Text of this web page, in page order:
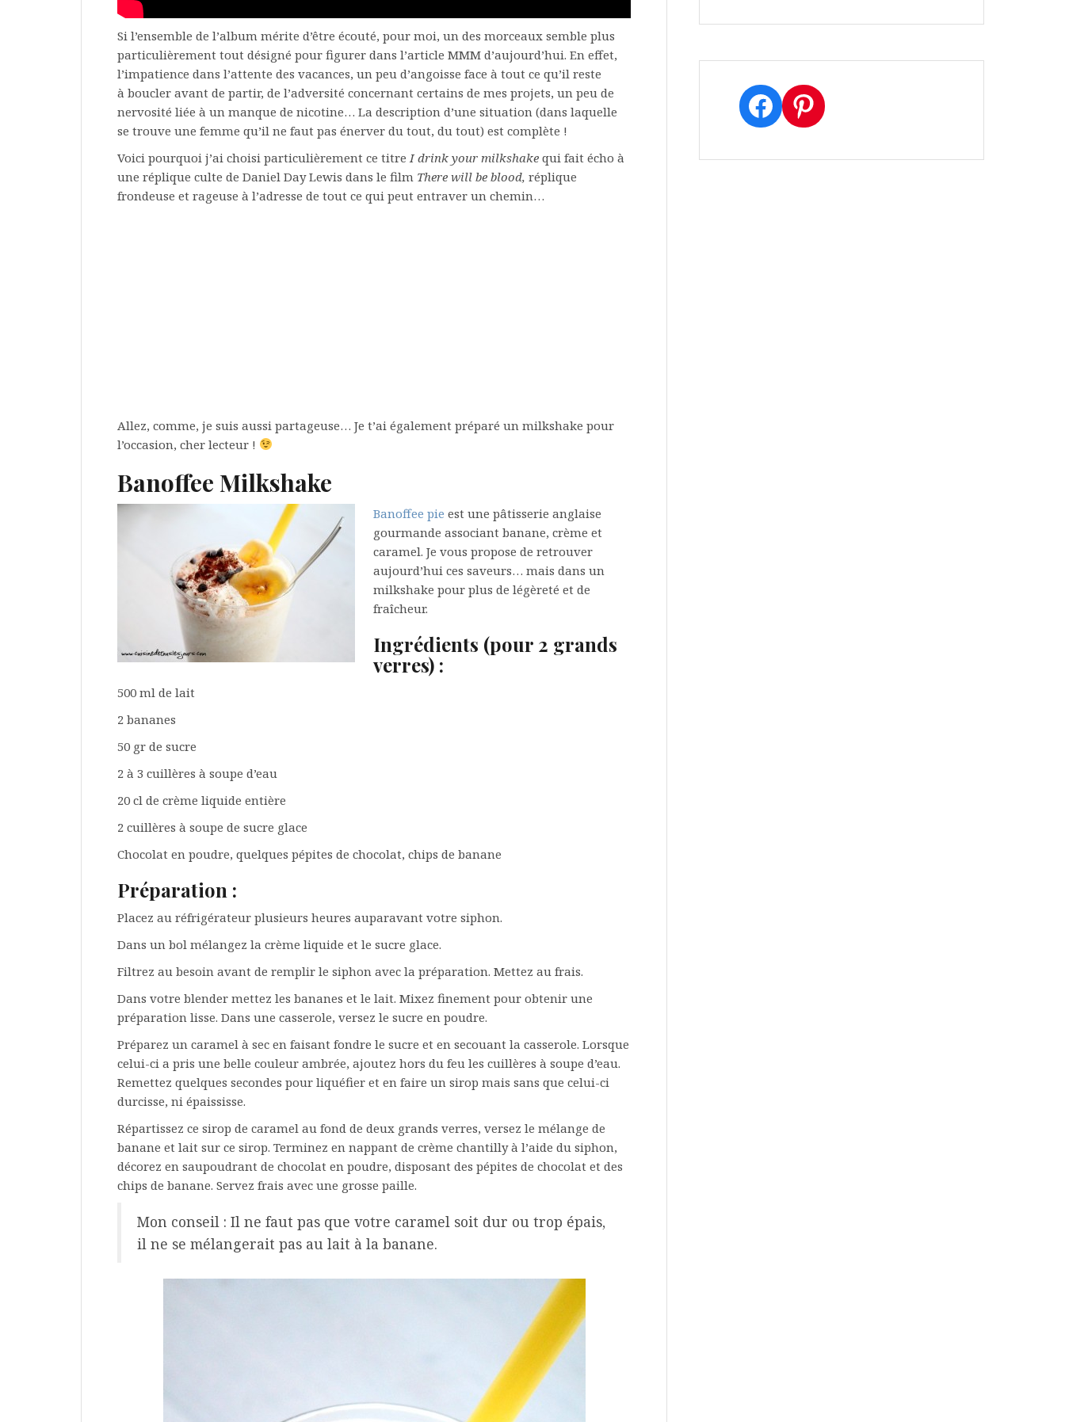
Si l’ensemble de l’album mérite d’être écouté, pour moi, un des morceaux semble plus
particulièrement tout désigné pour figurer dans l’article MMM d’aujourd’hui. En effet,
l’impatience dans l’attente des vacances, un peu d’angoisse face à tout ce qu’il reste
à boucler avant de partir, de l’adversité concernant certains de mes projets, un peu de
nervosité liée à un manque de nicotine… La description d’une situation (dans laquelle
se trouve une femme qu’il ne faut pas énerver du tout, du tout) est complète !
Voici pourquoi j’ai choisi particulièrement ce titre I drink your milkshake qui fait écho à
une réplique culte de Daniel Day Lewis dans le film There will be blood, réplique
frondeuse et rageuse à l’adresse de tout ce qui peut entraver un chemin…
Allez, comme, je suis aussi partageuse… Je t’ai également préparé un milkshake pour
l’occasion, cher lecteur !
Banoffee Milkshake
Banoffee pie est une pâtisserie anglaise
gourmande associant banane, crème et
caramel. Je vous propose de retrouver
aujourd’hui ces saveurs… mais dans un
milkshake pour plus de légèreté et de
fraîcheur.
Ingrédients (pour 2 grands
verres) :
500 ml de lait
2 bananes
50 gr de sucre
2 à 3 cuillères à soupe d’eau
20 cl de crème liquide entière
2 cuillères à soupe de sucre glace
Chocolat en poudre, quelques pépites de chocolat, chips de banane
Préparation :
Placez au réfrigérateur plusieurs heures auparavant votre siphon.
Dans un bol mélangez la crème liquide et le sucre glace.
Filtrez au besoin avant de remplir le siphon avec la préparation. Mettez au frais.
Dans votre blender mettez les bananes et le lait. Mixez finement pour obtenir une
préparation lisse. Dans une casserole, versez le sucre en poudre.
Préparez un caramel à sec en faisant fondre le sucre et en secouant la casserole. Lorsque
celui-ci a pris une belle couleur ambrée, ajoutez hors du feu les cuillères à soupe d’eau.
Remettez quelques secondes pour liquéfier et en faire un sirop mais sans que celui-ci
durcisse, ni épaississe.
Répartissez ce sirop de caramel au fond de deux grands verres, versez le mélange de
banane et lait sur ce sirop. Terminez en nappant de crème chantilly à l’aide du siphon,
décorez en saupoudrant de chocolat en poudre, disposant des pépites de chocolat et des
chips de banane. Servez frais avec une grosse paille.
Mon conseil : Il ne faut pas que votre caramel soit dur ou trop épais,
il ne se mélangerait pas au lait à la banane.
Facebook
Pinterest